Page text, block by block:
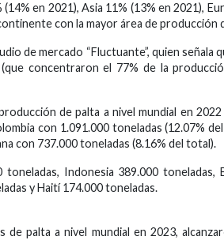
en 2021), Asia 11% (13% en 2021),
con la mayor área de producción
de mercado “Fluctuante”, quien
concentraron el 77% de la
de palta a nivel mundial en
con 1.091.000 toneladas (12.07%
con 737.000 toneladas (8.16% del total).
Indonesia 389.000 toneladas,
y Haití 174.000 toneladas.
de palta a nivel mundial en 2023,